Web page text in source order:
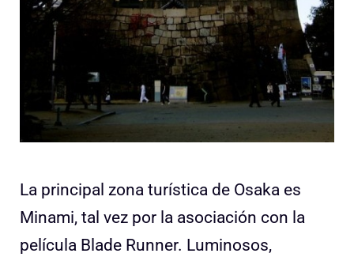
La principal zona turística de Osaka es
Minami, tal vez por la asociación con la
película Blade Runner. Luminosos,